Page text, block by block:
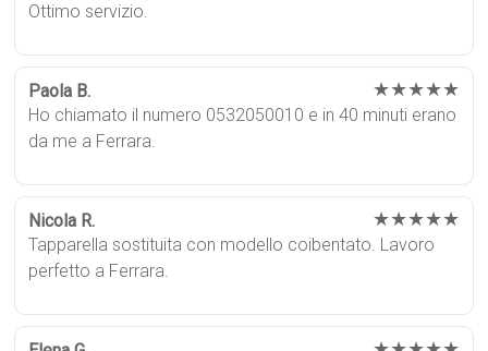
Ottimo servizio.
Paola B. ★★★★★
Ho chiamato il numero 0532050010 e in 40 minuti erano
da me a Ferrara.
Nicola R. ★★★★★
Tapparella sostituita con modello coibentato. Lavoro
perfetto a Ferrara.